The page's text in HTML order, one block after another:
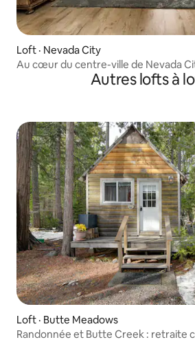
Loft · Nevada City
Au cœur du centre-ville de Nevada
Autres lofts à
Loft · Butte Meadows
Randonnée et Butte Creek : retraite